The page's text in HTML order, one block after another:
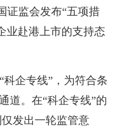
证监会发布“五项措
业赴港上市的支持态
企专线”，为符合条
道。在“科企专线”的
发出一轮监管意